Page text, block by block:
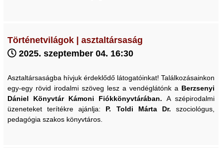
Történetvilágok | asztaltársaság
2025. szeptember 04. 16:30
Asztaltársaságba hívjuk érdeklődő látogatóinkat! Találkozásainkon
egy-egy rövid irodalmi szöveg lesz a vendéglátónk a Berzsenyi
Dániel Könyvtár Kámoni Fiókkönyvtárában. A szépirodalmi
üzeneteket terítékre ajánlja: P. Toldi Márta Dr. szociológus,
pedagógia szakos könyvtáros.